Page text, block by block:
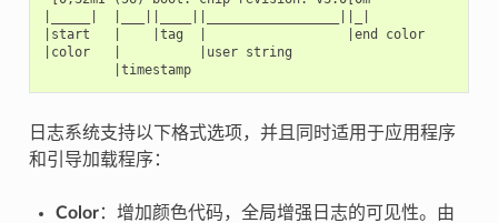
|start   |    |tag  |                  |end color
|color   |          |user string
         |timestamp
日志系统支持以下格式选项，并且同时适用于应用程序
和引导加载程序：
Color：增加颜色代码，全局增强日志的可见性。由